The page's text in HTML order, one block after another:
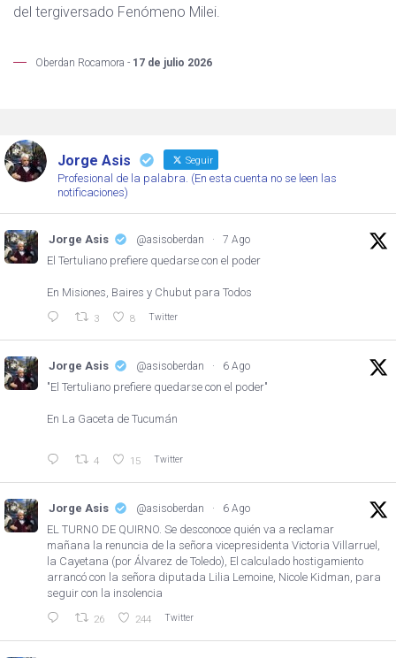
del tergiversado Fenómeno Milei.
Oberdan Rocamora - 17 de julio 2026
Jorge Asis Seguir
Profesional de la palabra. (En esta cuenta no se leen las
notificaciones)
Jorge Asis @asisoberdan · 7 Ago
El Tertuliano prefiere quedarse con el poder
En Misiones, Baires y Chubut para Todos
3 8 Twitter
Jorge Asis @asisoberdan · 6 Ago
"El Tertuliano prefiere quedarse con el poder"
En La Gaceta de Tucumán
4 15 Twitter
Jorge Asis @asisoberdan · 6 Ago
EL TURNO DE QUIRNO. Se desconoce quién va a reclamar
mañana la renuncia de la señora vicepresidenta Victoria Villarruel,
la Cayetana (por Álvarez de Toledo), El calculado hostigamiento
arrancó con la señora diputada Lilia Lemoine, Nicole Kidman, para
seguir con la insolencia
26 244 Twitter